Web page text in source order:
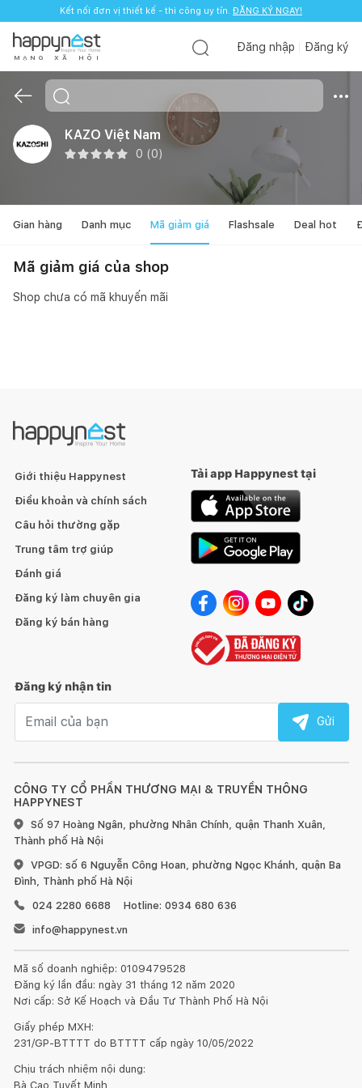
Kết nối đơn vị thiết kế - thi công uy tín. ĐĂNG KÝ NGAY!
M Ạ N G X Ã H Ộ I
Đăng nhập Đăng ký
KAZO Việt Nam
0 (0)
Gian hàng Danh mục Mã giảm giá Flashsale Deal hot
Mã giảm giá của shop
Shop chưa có mã khuyến mãi
CÔNG TY CỔ PHẦN THƯƠNG MẠI & TRUYỀN THÔNG
HAPPYNEST
Số 97 Hoàng Ngân, phường Nhân Chính, quận Thanh Xuân,
Thành phố Hà Nội
VPGD: số 6 Nguyễn Công Hoan, phường Ngọc Khánh, quận Ba
Đình, Thành phố Hà Nội
024 2280 6688
Hotline: 0934 680 636
info@happynest.vn
Mã số doanh nghiệp: 0109479528
Đăng ký lần đầu: ngày 31 tháng 12 năm 2020
Nơi cấp: Sở Kế Hoạch và Đầu Tư Thành Phố Hà Nội
Giấy phép MXH:
231/GP-BTTTT do BTTTT cấp ngày 10/05/2022
Chịu trách nhiệm nội dung:
Bà Cao Tuyết Minh
Giới thiệu Happynest
Điều khoản và chính sách
Câu hỏi thường gặp
Trung tâm trợ giúp
Đánh giá
Đăng ký làm chuyên gia
Đăng ký bán hàng
Tải app Happynest tại
Đăng ký nhận tin
Gửi